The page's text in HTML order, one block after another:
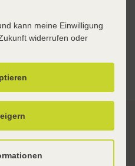
(3a), Mariam (4b) (obere
(3b), Jost (4a), Edda
v.l.); nicht auf dem
kann meine Einwilligung
widerrufen oder